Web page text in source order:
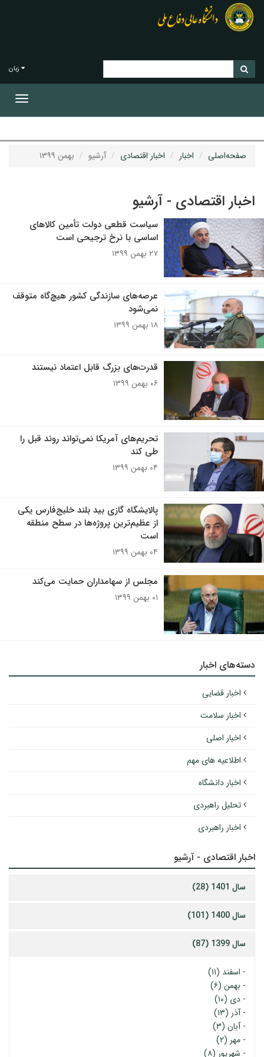
زبان
صفحه‌اصلی اخبار اخبار اقتصادی آرشیو بهمن ۱۳۹۹
اخبار اقتصادی - آرشیو
سیاست قطعی دولت تأمین کالاهای
اساسی با نرخ ترجیحی است
۲۷ بهمن ۱۳۹۹
عرصه‌های سازندگی کشور هیچ‌گاه متوقف
نمی‌شود
۱۸ بهمن ۱۳۹۹
قدرت‌های بزرگ قابل اعتماد نیستند
۰۶ بهمن ۱۳۹۹
تحریم‌های آمریکا نمی‌تواند روند قبل را
طی کند
۰۴ بهمن ۱۳۹۹
پالایشگاه گازی بید بلند خلیج‌فارس یکی
از عظیم‌ترین پروژه‌ها در سطح منطقه
است
۰۴ بهمن ۱۳۹۹
مجلس از سهامداران حمایت می‌کند
۰۱ بهمن ۱۳۹۹
دسته‌های اخبار
اخبار قضایی
اخبار سلامت
اخبار اصلی
اطلاعیه های مهم
اخبار دانشگاه
تحلیل راهبردی
اخبار راهبردی
اخبار اقتصادی - آرشیو
سال 1401 (28)
سال 1400 (101)
سال 1399 (87)
- اسفند (۱۱)
- بهمن (۶)
- دی (۱۰)
-آذر (۱۳)
-آبان (۳)
- مهر (۲)
- شهریور (۸)